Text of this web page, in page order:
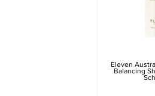
Eleven
Balancing